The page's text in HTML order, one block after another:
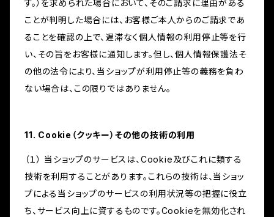
す。）を求められた場合において、そのご請求に理由がある
ことが判明した場合には、お客様ご本人からのご請求であ
ることを確認の上で、遅滞なく個人情報の利用停止等を行
い、その旨をお客様に通知します。但し、個人情報保護法そ
の他の法令により、当ショップが利用停止等の義務を負わ
ない場合は、この限りではありません。
11. Cookie（クッキー）その他の技術の利用
（１） 当ショップのサービスは、Cookie及びこれに類する
技術を利用することがあります。これらの技術は、当ショッ
プによる当ショップのサービスの利用状況等の把握に役立
ち、サービス向上に資するものです。Cookieを無効化され